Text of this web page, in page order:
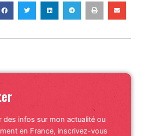
des infos sur mon actualité ou
en France, inscrivez-vous